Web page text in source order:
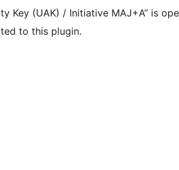
Key (UAK) / Initiative MAJ+A” is
to this plugin.